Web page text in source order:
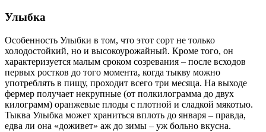
Улыбка
Особенность Улыбки в том, что этот сорт не только
холодостойкий, но и высокоурожайный. Кроме того, он
характеризуется малым сроком созревания – после всходов
первых ростков до того момента, когда тыкву можно
употреблять в пищу, проходит всего три месяца. На выходе
фермер получает некрупные (от полкилограмма до двух
килограмм) оранжевые плоды с плотной и сладкой мякотью.
Тыква Улыбка может храниться вплоть до января – правда,
едва ли она «доживет» аж до зимы – уж больно вкусна.